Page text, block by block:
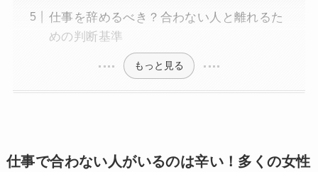
仕事を辞めるべき？合わない人と離れるた
めの判断基準
もっと見る
仕事で合わない人がいるのは辛い！多くの女性